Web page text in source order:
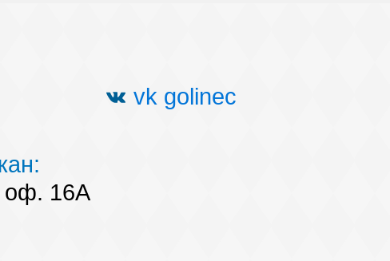
vk golinec
оф. 16А